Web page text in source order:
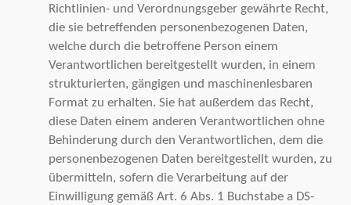
Richtlinien- und Verordnungsgeber gewährte Recht,
die sie betreffenden personenbezogenen Daten,
welche durch die betroffene Person einem
Verantwortlichen bereitgestellt wurden, in einem
strukturierten, gängigen und maschinenlesbaren
Format zu erhalten. Sie hat außerdem das Recht,
diese Daten einem anderen Verantwortlichen ohne
Behinderung durch den Verantwortlichen, dem die
personenbezogenen Daten bereitgestellt wurden, zu
übermitteln, sofern die Verarbeitung auf der
Einwilligung gemäß Art. 6 Abs. 1 Buchstabe a DS-